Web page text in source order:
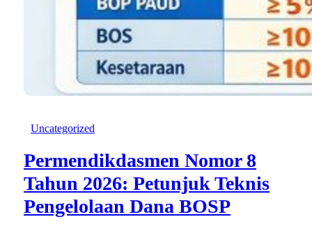
Uncategorized
Permendikdasmen Nomor 8
Tahun 2026: Petunjuk Teknis
Pengelolaan Dana BOSP